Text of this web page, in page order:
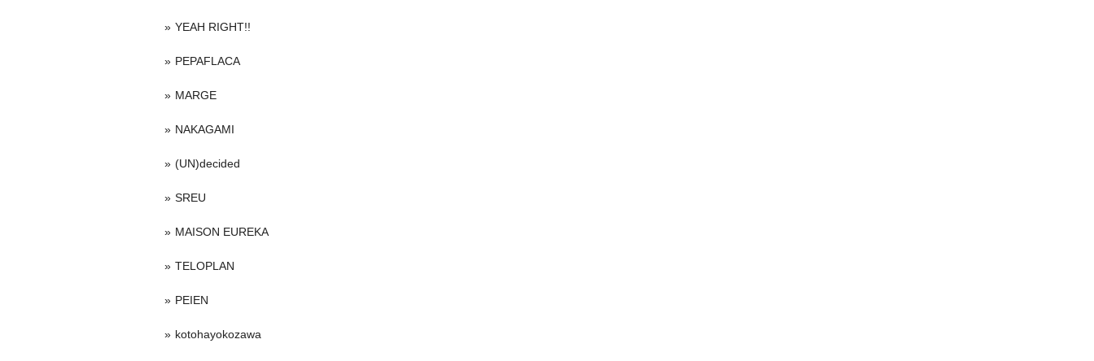
YEAH RIGHT!!
PEPAFLACA
MARGE
NAKAGAMI
(UN)decided
SREU
MAISON EUREKA
TELOPLAN
PEIEN
kotohayokozawa